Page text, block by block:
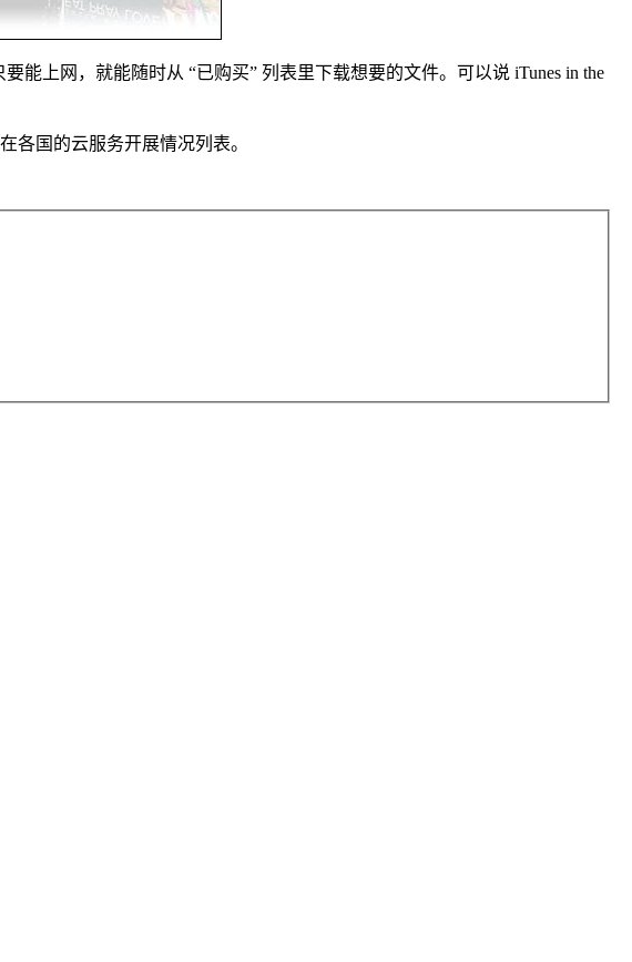
上网，就能随时从 “已购买” 列表里下载想要的文件。可以说 iTunes in the
各国的云服务开展情况列表。